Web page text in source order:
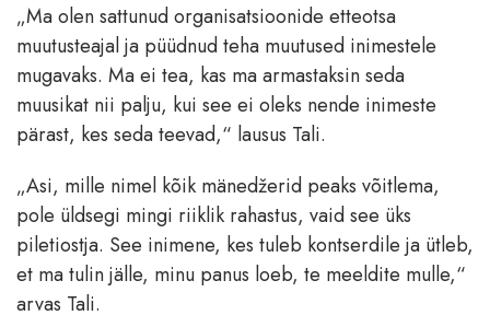
„Ma olen sattunud organisatsioonide etteotsa
muutusteajal ja püüdnud teha muutused inimestele
mugavaks. Ma ei tea, kas ma armastaksin seda
muusikat nii palju, kui see ei oleks nende inimeste
pärast, kes seda teevad,“ lausus Tali.
„Asi, mille nimel kõik mänedžerid peaks võitlema,
pole üldsegi mingi riiklik rahastus, vaid see üks
piletiostja. See inimene, kes tuleb kontserdile ja ütleb,
et ma tulin jälle, minu panus loeb, te meeldite mulle,“
arvas Tali.